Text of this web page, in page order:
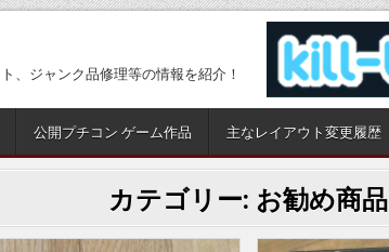
、ジャンク品修理等の情報を紹介！
公開プチコン ゲーム作品 主なレイアウト変更履歴
カテゴリー: お勧め商品